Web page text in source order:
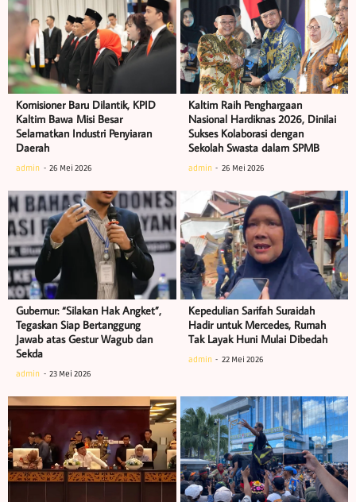
Komisioner Baru Dilantik, KPID
Kaltim Bawa Misi Besar
Selamatkan Industri Penyiaran
Daerah
admin 26 Mei 2026
Kaltim Raih Penghargaan
Nasional Hardiknas 2026, Dinilai
Sukses Kolaborasi dengan
Sekolah Swasta dalam SPMB
admin 26 Mei 2026
Gubernur: “Silakan Hak Angket”,
Tegaskan Siap Bertanggung
Jawab atas Gestur Wagub dan
Sekda
admin 23 Mei 2026
Kepedulian Sarifah Suraidah
Hadir untuk Mercedes, Rumah
Tak Layak Huni Mulai Dibedah
admin 22 Mei 2026